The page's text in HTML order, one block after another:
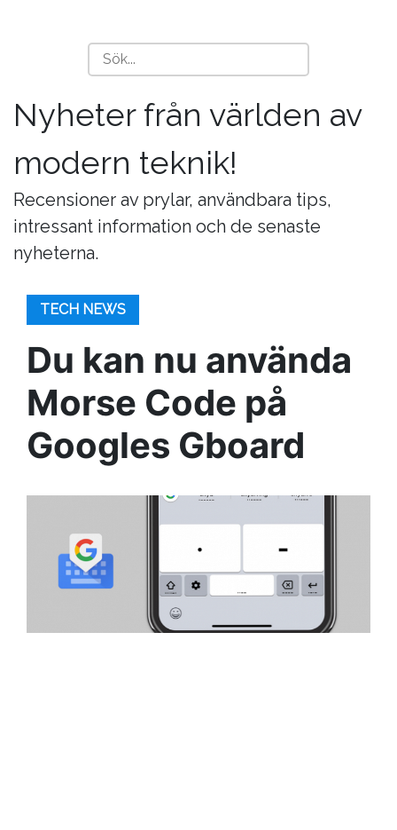
Nyheter från världen av
modern teknik!
Recensioner av prylar, användbara tips,
intressant information och de senaste
nyheterna.
TECH NEWS
Du kan nu använda
Morse Code på
Googles Gboard